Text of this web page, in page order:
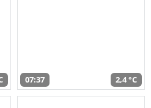
07:37 2,4 °C